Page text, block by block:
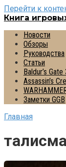
Перейти к
Книга
Новости
Обзоры
Руководства
Статьи
Baldur’s Gate
Assassin’s
Заметки GGB
Главная